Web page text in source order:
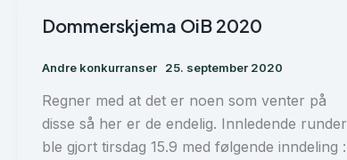
Dommerskjema OiB 2020
Andre konkurranser 25. september 2020
Regner med at det er noen som venter på
disse så her er de endelig. Innledende runder
ble gjort tirsdag 15.9 med følgende inndeling :